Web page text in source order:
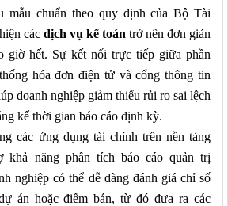
mẫu chuẩn theo quy định của Bộ Tài
các dịch vụ kế toán trở nên đơn giản
giờ hết. Sự kết nối trực tiếp giữa phần
hóa đơn điện tử và cổng thông tin
doanh nghiệp giảm thiểu rủi ro sai lệch
kể thời gian báo cáo định kỳ.
các ứng dụng tài chính trên nền tảng
khả năng phân tích báo cáo quản trị
nghiệp có thể dễ dàng đánh giá chỉ số
án hoặc điểm bán, từ đó đưa ra các